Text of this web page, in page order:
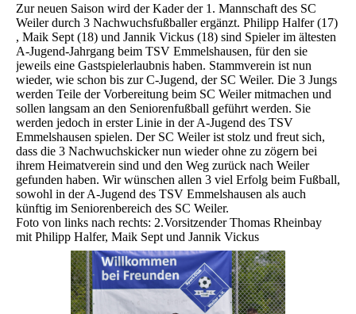
Zur neuen Saison wird der Kader der 1. Mannschaft des SC
Weiler durch 3 Nachwuchsfußballer ergänzt. Philipp Halfer (17)
, Maik Sept (18) und Jannik Vickus (18) sind Spieler im ältesten
A-Jugend-Jahrgang beim TSV Emmelshausen, für den sie
jeweils eine Gastspielerlaubnis haben. Stammverein ist nun
wieder, wie schon bis zur C-Jugend, der SC Weiler. Die 3 Jungs
werden Teile der Vorbereitung beim SC Weiler mitmachen und
sollen langsam an den Seniorenfußball geführt werden. Sie
werden jedoch in erster Linie in der A-Jugend des TSV
Emmelshausen spielen. Der SC Weiler ist stolz und freut sich,
dass die 3 Nachwuchskicker nun wieder ohne zu zögern bei
ihrem Heimatverein sind und den Weg zurück nach Weiler
gefunden haben. Wir wünschen allen 3 viel Erfolg beim Fußball,
sowohl in der A-Jugend des TSV Emmelshausen als auch
künftig im Seniorenbereich des SC Weiler.
Foto von links nach rechts: 2.Vorsitzender Thomas Rheinbay
mit Philipp Halfer, Maik Sept und Jannik Vickus